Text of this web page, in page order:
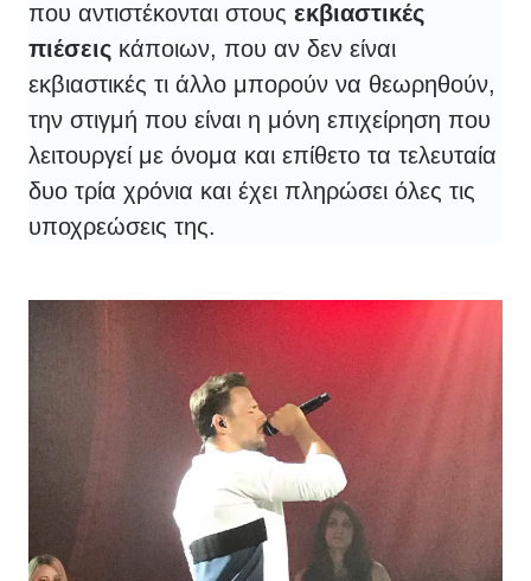
που αντιστέκονται στους εκβιαστικές
πιέσεις κάποιων, που αν δεν είναι
εκβιαστικές τι άλλο μπορούν να θεωρηθούν,
την στιγμή που είναι η μόνη επιχείρηση που
λειτουργεί με όνομα και επίθετο τα τελευταία
δυο τρία χρόνια και έχει πληρώσει όλες τις
υποχρεώσεις της.